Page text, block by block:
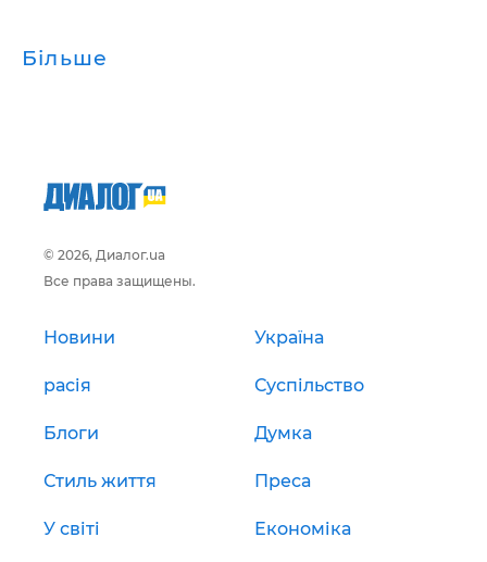
Більше
© 2026, Диалог.ua
Все права защищены.
Новини Україна
расія Суспільство
Блоги Думка
Стиль життя Преса
У світі Економіка